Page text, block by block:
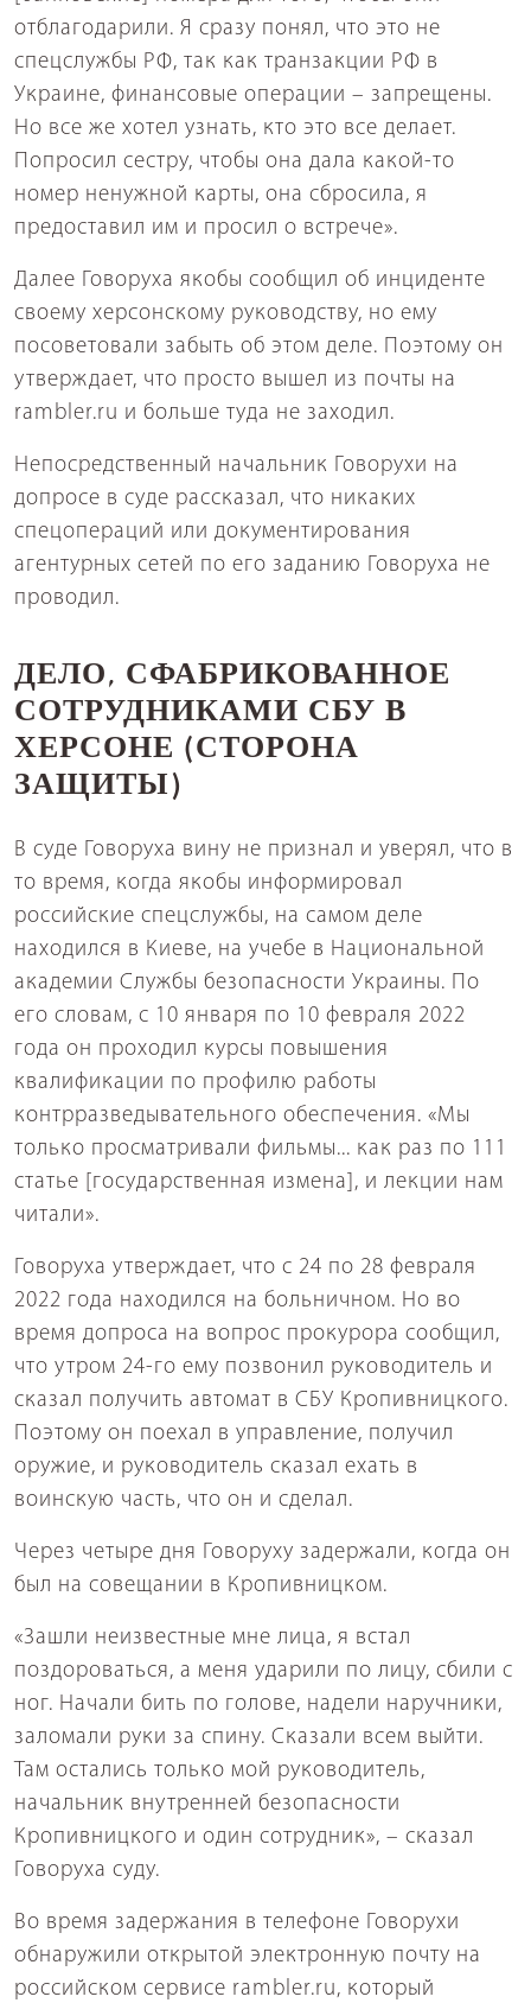
отблагодарили. Я сразу понял, что это не
спецслужбы РФ, так как транзакции РФ в
Украине, финансовые операции – запрещены.
Но все же хотел узнать, кто это все делает.
Попросил сестру, чтобы она дала какой-то
номер ненужной карты, она сбросила, я
предоставил им и просил о встрече».
Далее Говоруха якобы сообщил об инциденте
своему херсонскому руководству, но ему
посоветовали забыть об этом деле. Поэтому он
утверждает, что просто вышел из почты на
rambler.ru и больше туда не заходил.
Непосредственный начальник Говорухи на
допросе в суде рассказал, что никаких
спецопераций или документирования
агентурных сетей по его заданию Говоруха не
проводил.
ДЕЛО, СФАБРИКОВАННОЕ
СОТРУДНИКАМИ СБУ В
ХЕРСОНЕ (СТОРОНА
ЗАЩИТЫ )
В суде Говоруха вину не признал и уверял, что в
то время, когда якобы информировал
российские спецслужбы, на самом деле
находился в Киеве, на учебе в Национальной
академии Службы безопасности Украины. По
его словам, с 10 января по 10 февраля 2022
года он проходил курсы повышения
квалификации по профилю работы
контрразведывательного обеспечения. «Мы
только просматривали фильмы... как раз по 111
статье [государственная измена], и лекции нам
читали».
Говоруха утверждает, что с 24 по 28 февраля
2022 года находился на больничном. Но во
время допроса на вопрос прокурора сообщил,
что утром 24-го ему позвонил руководитель и
сказал получить автомат в СБУ Кропивницкого.
Поэтому он поехал в управление, получил
оружие, и руководитель сказал ехать в
воинскую часть, что он и сделал.
Через четыре дня Говоруху задержали, когда он
был на совещании в Кропивницком.
«Зашли неизвестные мне лица, я встал
поздороваться, а меня ударили по лицу, сбили с
ног. Начали бить по голове, надели наручники,
заломали руки за спину. Сказали всем выйти.
Там остались только мой руководитель,
начальник внутренней безопасности
Кропивницкого и один сотрудник», – сказал
Говоруха суду.
Во время задержания в телефоне Говорухи
обнаружили открытой электронную почту на
российском сервисе rambler.ru, который